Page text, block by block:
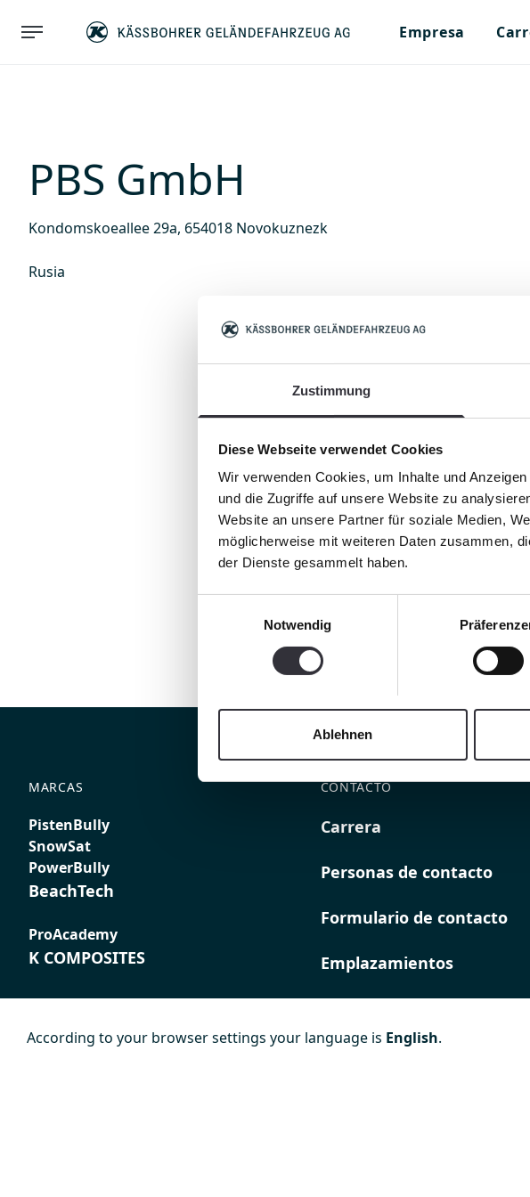
Zustimmung
Diese Webseite verwendet Cookies
Wir verwenden Cookies, um Inhalte und
und die Zugriffe auf unsere Website zu
Website an unsere Partner für soziale Medien,
möglicherweise mit weiteren Daten zusammen,
der Dienste gesammelt haben.
Notwendig
Ablehnen
Empresa
PBS GmbH
Kondomskoeallee 29a, 654018 Novokuznezk
Rusia
MARCAS
PistenBully
SnowSat
PowerBully
BeachTech
ProAcademy
K COMPOSITES
CONTACTO
Carrera
Personas de contacto
Formulario de contacto
Emplazamientos
According to your browser settings your language is English.